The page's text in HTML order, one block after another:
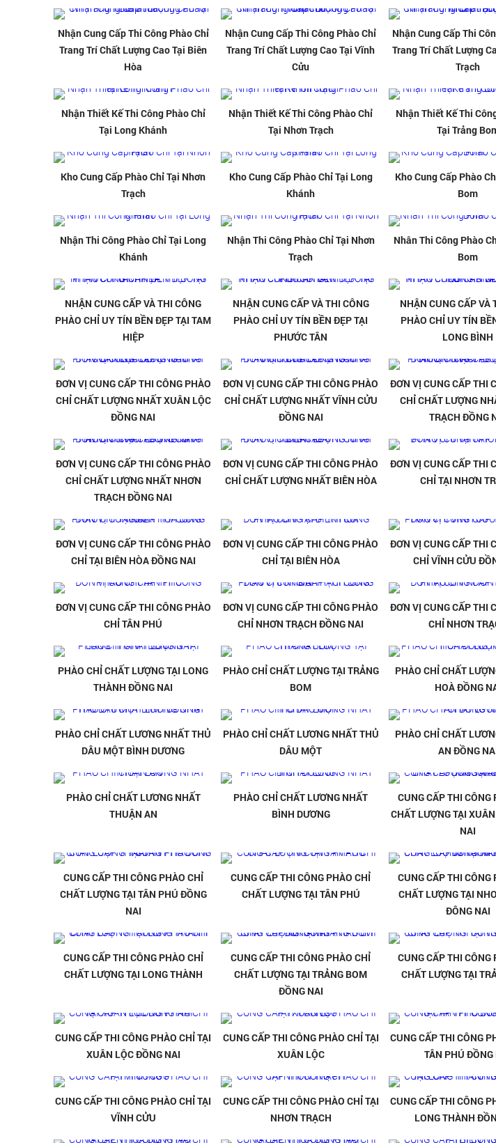
Nhận Cung Cấp Thi Công Phào Chỉ
Trang Trí Chất Lượng Cao Tại Biên
Hòa
Nhận Cung Cấp Thi Công Phào Chỉ
Trang Trí Chất Lượng Cao Tại Vĩnh
Cửu
Nhận Cung Cấp Thi
Trang Trí Chất Lượng
Trạch
Nhận Thiết Kế Thi Công Phào Chỉ
Tại Long Khánh
Nhận Thiết Kế Thi Công Phào Chỉ
Tại Nhơn Trạch
Nhận Thiết Kế Thi
Tại Trảng
Kho Cung Cấp Phào Chỉ Tại Nhơn
Trạch
Kho Cung Cấp Phào Chỉ Tại Long
Khánh
Kho Cung Cấp Phào
Bom
Nhận Thi Công Phào Chỉ Tại Long
Khánh
Nhận Thi Công Phào Chỉ Tại Nhơn
Trạch
Nhân Thi Công Phào
Bom
NHẬN CUNG CẤP VÀ THI CÔNG
PHÀO CHỈ UY TÍN BỀN ĐẸP TẠI TAM
HIỆP
NHẬN CUNG CẤP VÀ THI CÔNG
PHÀO CHỈ UY TÍN BỀN ĐẸP TẠI
PHƯỚC TÂN
NHẬN CUNG CẤP VÀ
PHÀO CHỈ UY TÍN
LONG BÌNH
ĐƠN VỊ CUNG CẤP THI CÔNG PHÀO
CHỈ CHẤT LƯỢNG NHẤT XUÂN LỘC
ĐỒNG NAI
ĐƠN VỊ CUNG CẤP THI CÔNG PHÀO
CHỈ CHẤT LƯỢNG NHẤT VĨNH CỬU
ĐỒNG NAI
ĐƠN VỊ CUNG CẤP THI
CHỈ CHẤT LƯỢNG
TRẠCH ĐỒNG
ĐƠN VỊ CUNG CẤP THI CÔNG PHÀO
CHỈ CHẤT LƯỢNG NHẤT NHƠN
TRẠCH ĐỒNG NAI
ĐƠN VỊ CUNG CẤP THI CÔNG PHÀO
CHỈ CHẤT LƯỢNG NHẤT BIÊN HÒA
ĐƠN VỊ CUNG CẤP THI
CHỈ TẠI NHƠN
ĐƠN VỊ CUNG CẤP THI CÔNG PHÀO
CHỈ TẠI BIÊN HÒA ĐỒNG NAI
ĐƠN VỊ CUNG CẤP THI CÔNG PHÀO
CHỈ TẠI BIÊN HÒA
ĐƠN VỊ CUNG CẤP THI
CHỈ VĨNH CỬU
ĐƠN VỊ CUNG CẤP THI CÔNG PHÀO
CHỈ TÂN PHÚ
ĐƠN VỊ CUNG CẤP THI CÔNG PHÀO
CHỈ NHƠN TRẠCH ĐỒNG NAI
ĐƠN VỊ CUNG CẤP THI
CHỈ NHƠN
PHÀO CHỈ CHẤT LƯỢNG TẠI LONG
THÀNH ĐỒNG NAI
PHÀO CHỈ CHẤT LƯỢNG TẠI TRẢNG
BOM
PHÀO CHỈ CHẤT
HOÀ ĐỒNG
PHÀO CHỈ CHẤT LƯƠNG NHẤT THỦ
DÂU MỘT BÌNH DƯƠNG
PHÀO CHỈ CHẤT LƯƠNG NHẤT THỦ
DÂU MỘT
PHÀO CHỈ CHẤT
AN ĐỒNG
PHÀO CHỈ CHẤT LƯƠNG NHẤT
THUẬN AN
PHÀO CHỈ CHẤT LƯƠNG NHẤT
BÌNH DƯƠNG
CUNG CẤP THI CÔNG
CHẤT LƯỢNG TẠI
NAI
CUNG CẤP THI CÔNG PHÀO CHỈ
CHẤT LƯỢNG TẠI TÂN PHÚ ĐỒNG
NAI
CUNG CẤP THI CÔNG PHÀO CHỈ
CHẤT LƯỢNG TẠI TÂN PHÚ
CUNG CẤP THI CÔNG
CHẤT LƯỢNG TẠI
ĐÔNG NAI
CUNG CẤP THI CÔNG PHÀO CHỈ
CHẤT LƯỢNG TẠI LONG THÀNH
CUNG CẤP THI CÔNG PHÀO CHỈ
CHẤT LƯỢNG TẠI TRẢNG BOM
ĐỒNG NAI
CUNG CẤP THI CÔNG
CHẤT LƯỢNG TẠI
CUNG CẤP THI CÔNG PHÀO CHỈ TẠI
XUÂN LỘC ĐỒNG NAI
CUNG CẤP THI CÔNG PHÀO CHỈ TẠI
XUÂN LỘC
CUNG CẤP THI CÔNG
TÂN PHÚ ĐỒNG
CUNG CẤP THI CÔNG PHÀO CHỈ TẠI
VĨNH CỬU
CUNG CẤP THI CÔNG PHÀO CHỈ TẠI
NHƠN TRẠCH
CUNG CẤP THI CÔNG
LONG THÀNH